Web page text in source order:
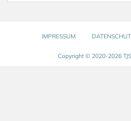
IMPRESSUM
Copyright © 2020-2026